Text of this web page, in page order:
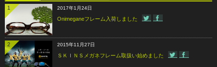
1 2017年1月24日
Onimeganeフレーム入荷しました
2 2015年11月27日
ＳＫＩＮＳメガネフレーム取扱い始めました